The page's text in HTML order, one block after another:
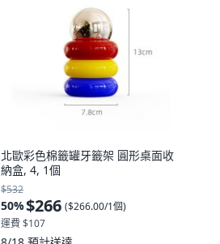
北歐彩色棉籤罐牙籤架 圓形桌面收
納盒, 4, 1個
$532
50%$266 ($266.00/1個)
運費 $107